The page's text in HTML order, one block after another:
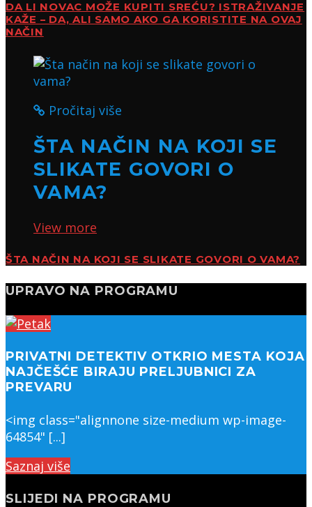
DA LI NOVAC MOŽE KUPITI SREĆU? ISTRAŽIVANJE
KAŽE – DA, ALI SAMO AKO GA KORISTITE NA OVAJ
NAČIN
Pročitaj više
ŠTA NAČIN NA KOJI SE
SLIKATE GOVORI O
VAMA?
View more
ŠTA NAČIN NA KOJI SE SLIKATE GOVORI O VAMA?
UPRAVO NA PROGRAMU
PRIVATNI DETEKTIV OTKRIO MESTA KOJA
NAJČEŠĆE BIRAJU PRELJUBNICI ZA
PREVARU
<img class="alignnone size-medium wp-image-
64854" [...]
Saznaj više
SLIJEDI NA PROGRAMU